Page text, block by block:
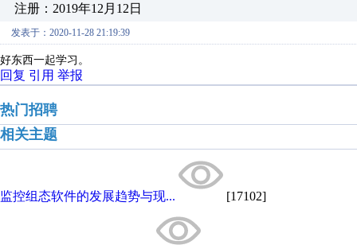
注册：2019年12月12日
发表于：2020-11-28 21:19:39
好东西一起学习。
回复 引用 举报
热门招聘
相关主题
监控组态软件的发展趋势与现... [17102]